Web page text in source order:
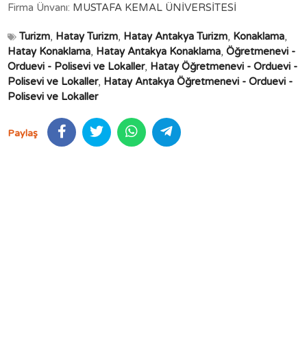
Firma Ünvanı: MUSTAFA KEMAL ÜNİVERSİTESİ
Turizm, Hatay Turizm, Hatay Antakya Turizm, Konaklama,
Hatay Konaklama, Hatay Antakya Konaklama,Öğretmenevi -
Orduevi - Polisevi ve Lokaller, Hatay Öğretmenevi - Orduevi -
Polisevi ve Lokaller, Hatay Antakya Öğretmenevi - Orduevi -
Polisevi ve Lokaller
Paylaş